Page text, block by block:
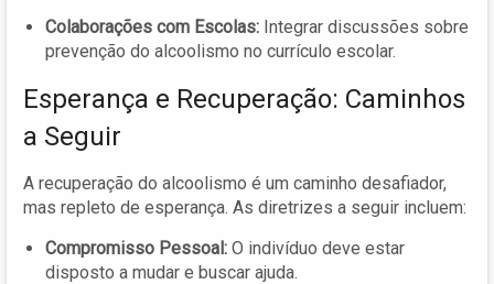
Colaborações com Escolas: Integrar discussões sobre
prevenção do alcoolismo no currículo escolar.
Esperança e Recuperação: Caminhos
a Seguir
A recuperação do alcoolismo é um caminho desafiador,
mas repleto de esperança. As diretrizes a seguir incluem:
Compromisso Pessoal: O indivíduo deve estar
disposto a mudar e buscar ajuda.